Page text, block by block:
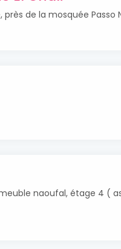
de la mosquée Passo
naoufal, étage 4 (